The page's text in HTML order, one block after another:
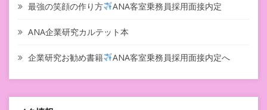
最強の笑顔の作り方 ANA客室乗務員採用面接内定
ANA企業研究カルテット本
企業研究お勧め書籍 ANA客室乗務員採用面接内定へ